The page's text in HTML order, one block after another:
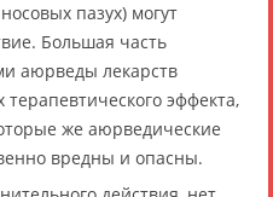
пазух) могут
Большая часть
аюрведы лекарств
эффекта,
же аюрведические
вредны и опасны.